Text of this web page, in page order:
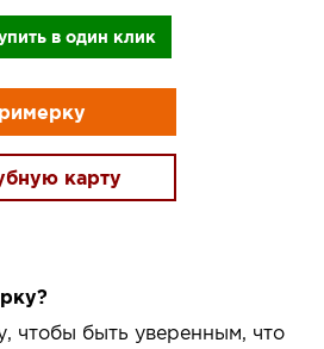
в один клик
карту
чтобы быть уверенным, что